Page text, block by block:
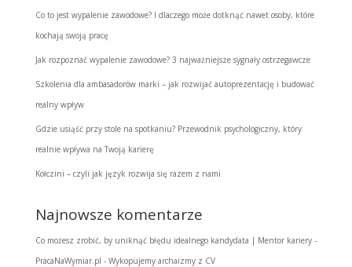
Co to jest wypalenie zawodowe? I dlaczego może dotknąć nawet osoby, które
kochają swoją pracę
Jak rozpoznać wypalenie zawodowe? 3 najważniejsze sygnały ostrzegawcze
Szkolenia dla ambasadorów marki – jak rozwijać autoprezentację i budować
realny wpływ
Gdzie usiąść przy stole na spotkaniu? Przewodnik psychologiczny, który
realnie wpływa na Twoją karierę
Kołczini – czyli jak język rozwija się razem z nami
Najnowsze komentarze
Co możesz zrobić, by uniknąć błędu idealnego kandydata | Mentor kariery -
PracaNaWymiar.pl - Wykopujemy archaizmy z CV